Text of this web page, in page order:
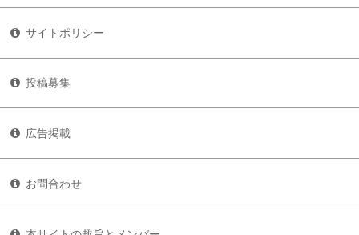
サイトポリシー
投稿募集
広告掲載
お問合わせ